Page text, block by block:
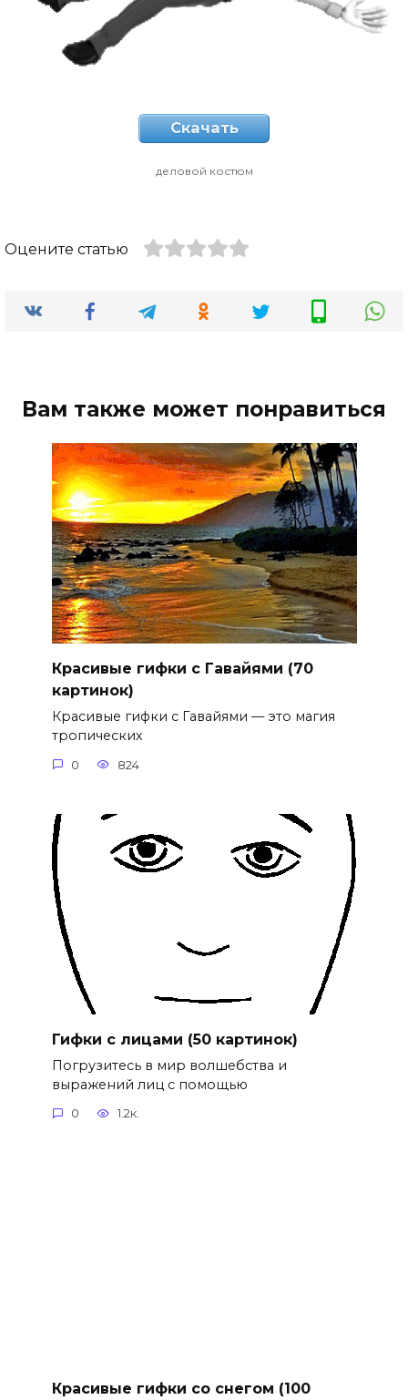
Скачать
деловой костюм
Оцените статью
Вам также может понравиться
Красивые гифки с Гавайями (70
картинок)
Красивые гифки с Гавайями — это магия
тропических
0 824
Гифки с лицами (50 картинок)
Погрузитесь в мир волшебства и
выражений лиц с помощью
0 1.2к.
Красивые гифки со снегом (100